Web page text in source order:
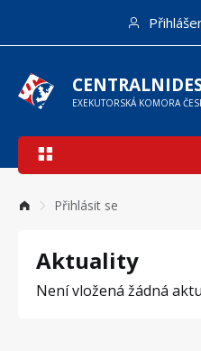
hlavnímu
obsahu
EXEKUTORSKÁ KOMORA
Hlavní
Přihlásit se
Aktuality
Není vložená žádná